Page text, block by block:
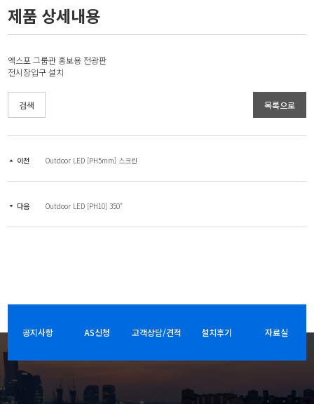
제품 상세내용
엑스포 그룹관 홍보용 전광판
전시장입구 설치
검색 목록으로
이전 Outdoor LED [PH5mm] 스크린
다음 Outdoor LED [PH10] 350"
공지사항 AS신청 고객상담/견적 설치후기 자료실